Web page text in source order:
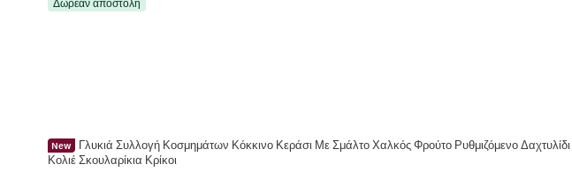
New
Γλυκιά Συλλογή Κοσμημάτων Κόκκινο Κεράσι Με Σμάλτο Χαλκός Φρούτο Ρυθμιζόμενο Δαχτυλίδι
Κολιέ Σκουλαρίκια Κρίκοι